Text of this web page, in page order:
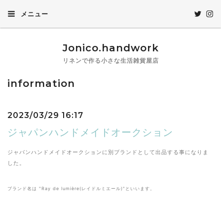
メニュー
Jonico.handwork
リネンで作る小さな生活雑貨屋店
information
2023/03/29 16:17
ジャパンハンドメイドオークション
ジャパンハンドメイドオークションに別ブランドとして出品する事になりま
した。
ブランド名は "Ray de lumière(レイドルミエール)"といいます。